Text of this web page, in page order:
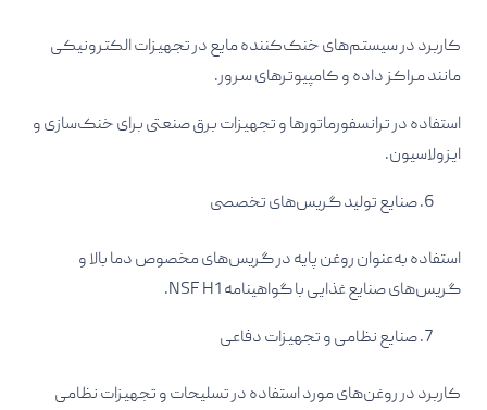
کاربرد در سیستم‌های خنک‌کننده مایع در تجهیزات الکترونیکی
مانند مراکز داده و کامپیوترهای سرور.​
استفاده در ترانسفورماتورها و تجهیزات برق صنعتی برای خنک‌سازی و
ایزولاسیون.​
صنایع تولید گریس‌های تخصصی
استفاده به‌عنوان روغن پایه در گریس‌های مخصوص دما بالا و
گریس‌های صنایع غذایی با گواهینامه NSF H1.​
صنایع نظامی و تجهیزات دفاعی
کاربرد در روغن‌های مورد استفاده در تسلیحات و تجهیزات نظامی